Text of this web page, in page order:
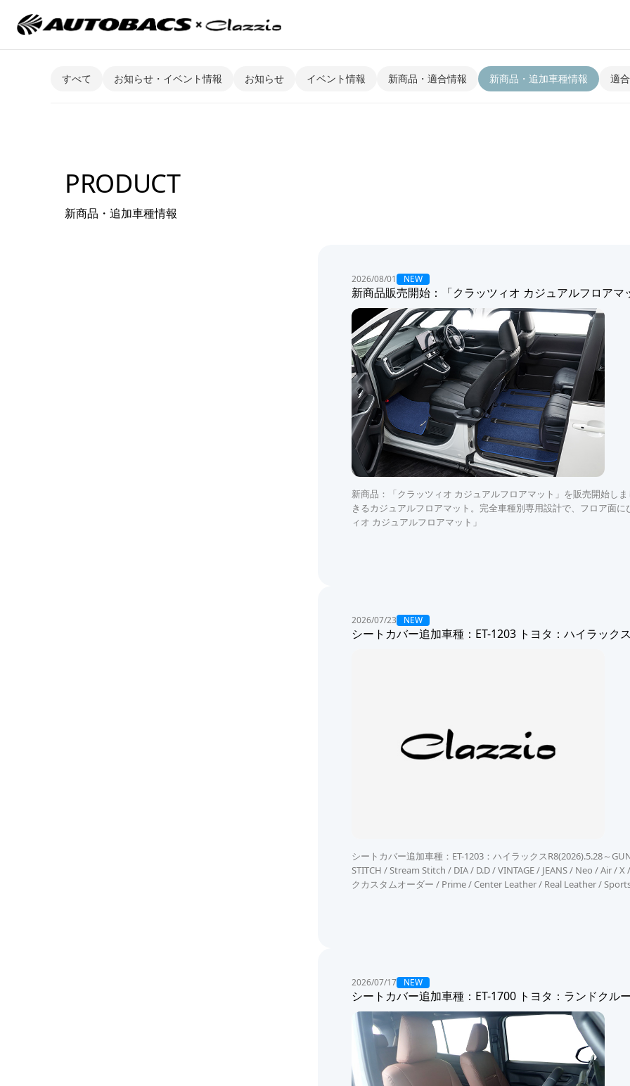
すべて お知らせ・イベント情報 お知らせ イベント情報 新商品・適合情報 新商品・追加車種情報 適
PRODUCT
新商品・追加車種情報
2026/08/01 NEW
新商品販売開始：「クラッツィオ カジュアルフロアマ
新商品：「クラッツィオ カジュアルフロアマット」を販売開始し
きるカジュアルフロアマット。完全車種別専用設計で、フロア面
ィオ カジュアルフロアマット」
2026/07/23 NEW
シートカバー追加車種：ET-1203 トヨタ：ハイラック
シートカバー追加車種：ET-1203：ハイラックスR8(2026).5.28～
STITCH / Stream Stitch / DIA / D.D / VINTAGE / JEANS / Neo / Air /
クカスタムオーダー / Prime / Center Leather / Real Leather /
2026/07/17 NEW
シートカバー追加車種：ET-1700 トヨタ：ランドクル